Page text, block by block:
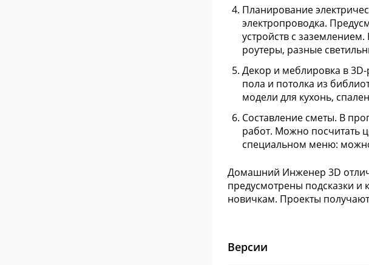
Планирование
электропроводка.
устройств с
роутеры, разные
Декор и меблировка в
пола и потолка из
модели для кухонь,
Составление сметы. В
работ. Можно посчитать
специальном меню:
Домашний Инженер 3D
предусмотрены подсказки и
новичкам. Проекты
Версии